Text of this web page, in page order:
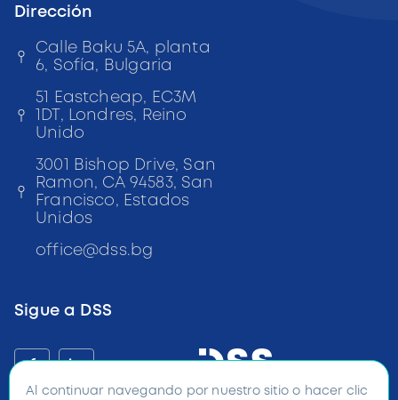
Dirección
Calle Baku 5A, planta
6, Sofía, Bulgaria
51 Eastcheap, EC3M
1DT, Londres, Reino
Unido
3001 Bishop Drive, San
Ramon, CA 94583, San
Francisco, Estados
Unidos
office@dss.bg
Sigue a DSS
Al continuar navegando por nuestro sitio o hacer clic